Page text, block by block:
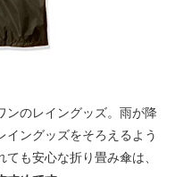
ンのレイングッズ。雨が降
イングッズをそろえるよう
も安心な折り畳み傘は、